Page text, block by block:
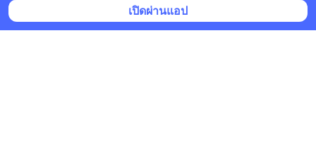
เปิดผ่านแอป
4 ม.ค. 2023 เวลา 10:47 • หุ้น & เศรษฐกิจ